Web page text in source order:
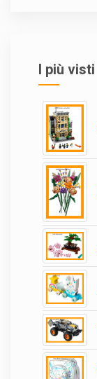
I più visti